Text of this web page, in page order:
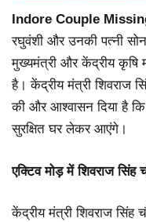
Indore Couple
रघुवंशी और उनकी पत्नी
मुख्यमंत्री और केंद्रीय कृषि
है। केंद्रीय मंत्री शिवराज
की और आश्वासन दिया है
सुरक्षित घर लेकर आएंगे।
एक्टिव मोड़ में शिवराज सिंह
केंद्रीय मंत्री शिवराज सिंह